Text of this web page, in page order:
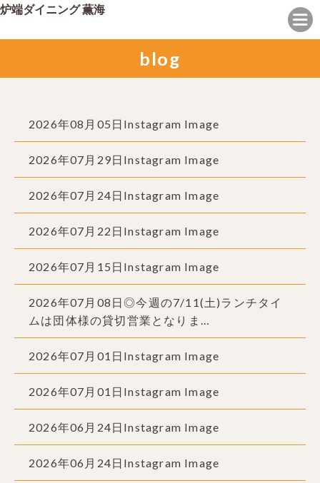
炉端ダイニング 薫海
blog
2026年08月05日Instagram Image
2026年07月29日Instagram Image
2026年07月24日Instagram Image
2026年07月22日Instagram Image
2026年07月15日Instagram Image
2026年07月08日◎今週の7/11(土)ランチタイ
ムは団体様の貸切営業となりま…
2026年07月01日Instagram Image
2026年07月01日Instagram Image
2026年06月24日Instagram Image
2026年06月24日Instagram Image